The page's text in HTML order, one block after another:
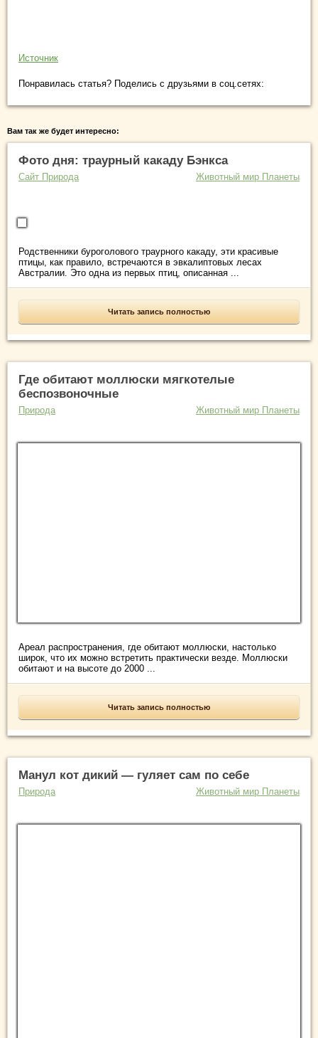
Источник
Понравилась статья? Поделись с друзьями в соц.сетях:
Вам так же будет интересно:
Фото дня: траурный какаду Бэнкса
Сайт Природа Животный мир Планеты
Родственники буроголового траурного какаду, эти красивые
птицы, как правило, встречаются в эвкалиптовых лесах
Австралии. Это одна из первых птиц, описанная ...
Читать запись полностью
Где обитают моллюски мягкотелые
беспозвоночные
Природа Животный мир Планеты
Ареал распространения, где обитают моллюски, настолько
широк, что их можно встретить практически везде. Моллюски
обитают и на высоте до 2000 ...
Читать запись полностью
Манул кот дикий — гуляет сам по себе
Природа Животный мир Планеты